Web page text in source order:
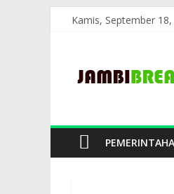
Kamis, September 18,